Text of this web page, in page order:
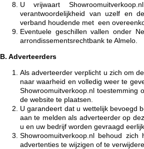
U vrijwaart
verantwoordelijkheid van uzelf en
verband houdende met een
Eventuele geschillen vallen onder
arrondissementsrechtbank te Almelo.
B. Adverteerders
Als adverteerder verplicht u zich om
naar waarheid en volledig weer te
Showroomuitverkoop.nl
de website te plaatsen.
U garandeert dat u wettelijk bevoegd
aan te melden als adverteerder op
u en uw bedrijf worden gevraagd
Showroomuitverkoop.nl behoud
advertenties te wijzigen of te